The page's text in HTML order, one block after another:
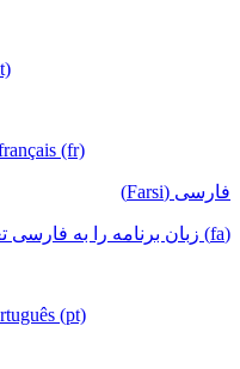
(fr)
فارسی (Farsi)
(fa) زبان برنامه را به فارسی تغییر دهید
(pt)